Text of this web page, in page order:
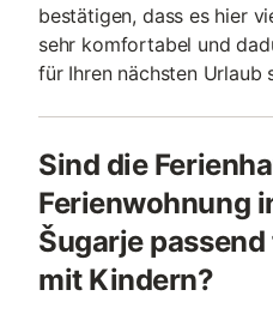
bestätigen, dass es hier
sehr komfortabel und
für Ihren nächsten Urlaub
Sind die
Ferienwohnung
Šugarje
mit Kindern?